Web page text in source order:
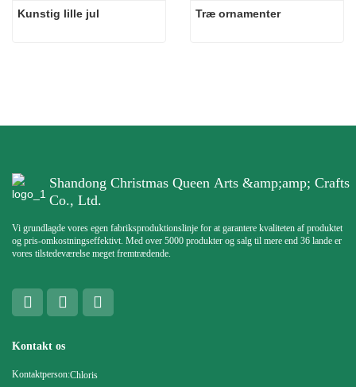
Kunstig lille jul Træ ornamenter
Shandong Christmas Queen Arts &amp;amp; Crafts
Co., Ltd.
Vi grundlagde vores egen fabriksproduktionslinje for at garantere kvaliteten af ​​produktet
og pris-omkostningseffektivt. Med over 5000 produkter og salg til mere end 36 lande er
vores tilstedeværelse meget fremtrædende.
Kontakt os
Kontaktperson:Chloris